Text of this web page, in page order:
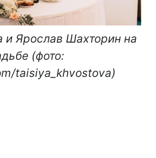
и Ярослав Шахторин на
(фото:
taisiya_khvostova)